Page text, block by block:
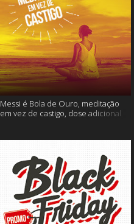
Messi é Bola de Ouro, meditação
em vez de castigo, dose adicional